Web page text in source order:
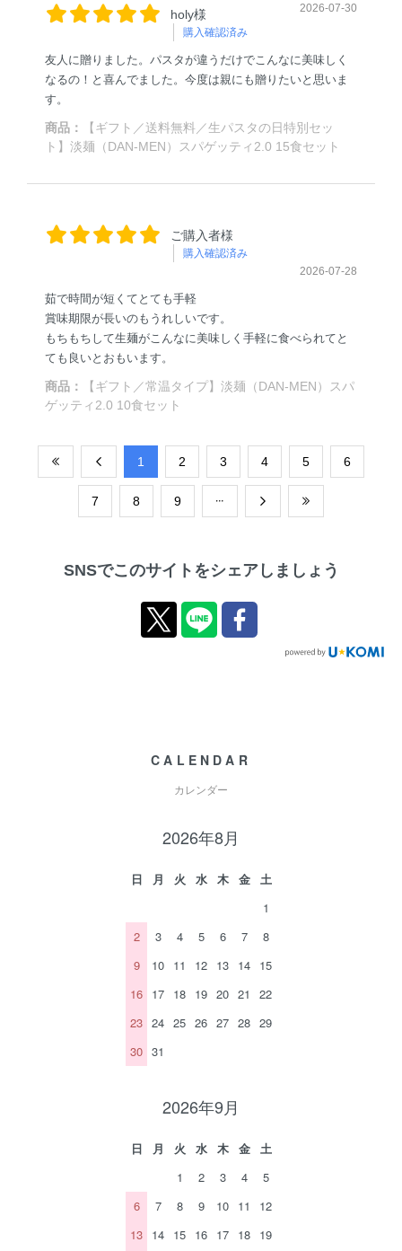
holy様
購入確認済み
2026-07-30
友人に贈りました。パスタが違うだけでこんなに美味しく
なるの！と喜んでました。今度は親にも贈りたいと思いま
す。
商品：
【ギフト／送料無料／生パスタの日特別セッ
ト】淡麺（DAN-MEN）スパゲッティ2.0 15食セット
ご購入者様
購入確認済み
2026-07-28
茹で時間が短くてとても手軽
賞味期限が長いのもうれしいです。
もちもちして生麺がこんなに美味しく手軽に食べられてと
ても良いとおもいます。
商品：
【ギフト／常温タイプ】淡麺（DAN-MEN）スパ
ゲッティ2.0 10食セット
​1 ​2 ​3 ​4 ​5 ​6
​7 ​8 ​9
SNSでこのサイトをシェアしましょう
CALENDAR
カレンダー
2026年8月
日 月 火 水 木 金
土
1
2
3 4 5 6 7
8
9
10 11 12 13 14 15
16 17 18 19 20 21
22
23 24 25 26 27 28 29
30 31
2026年9月
日 月 火 水 木 金
土
1
2 3 4
5
6
7 8 9 10 11
12
13 14 15 16 17 18 19